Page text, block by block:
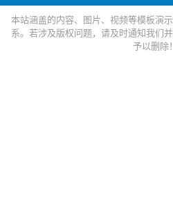
本站涵盖的内容、图片、视频等模板演
系。若涉及版权问题，请及时通知我们
予以删除！